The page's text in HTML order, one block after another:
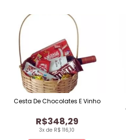
3x de R$ 116,10
R$348,29
Cesta De Chocolates E Vinho